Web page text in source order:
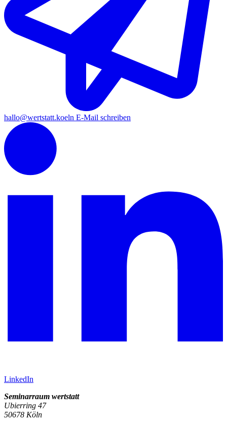
hallo@wertstatt.koeln E-Mail schreiben
LinkedIn
Seminarraum wertstatt
Ubierring 47
50678 Köln